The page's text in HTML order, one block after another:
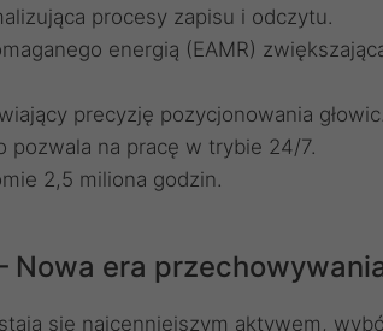
procesy zapisu i odczytu.
energią (EAMR)
precyzję pozycjonowania głowic.
pozwala na pracę w trybie 24/7.
2,5 miliona godzin.
Nowa era
się najcenniejszym aktywem,